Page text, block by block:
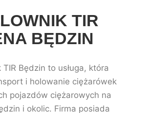
TIR
BĘDZIN
TIR Będzin to usługa, która
i holowanie ciężarówek
pojazdów ciężarowych na
i okolic. Firma posiada